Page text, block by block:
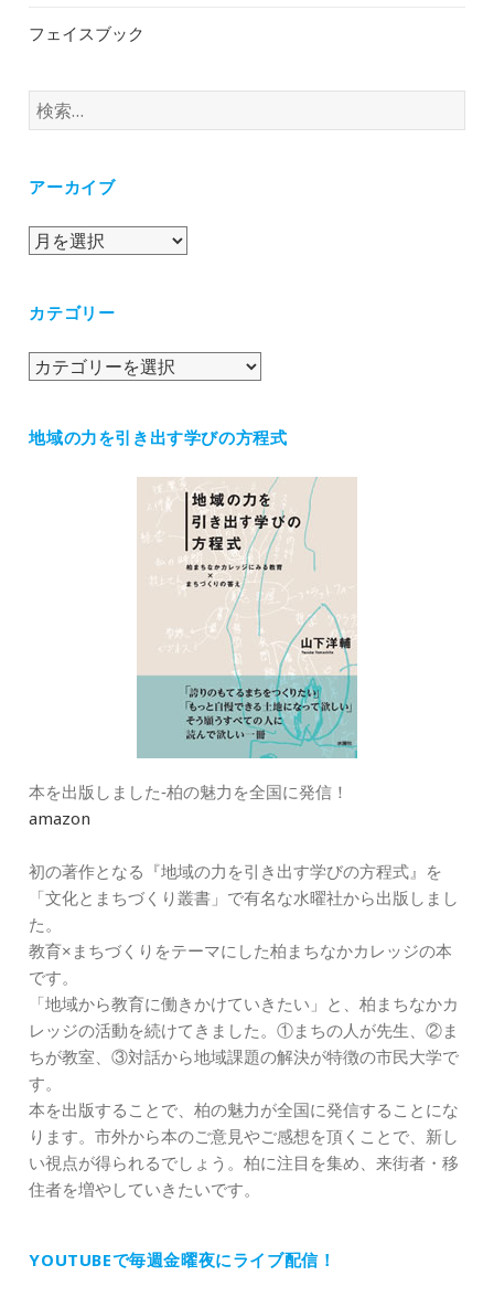
フェイスブック
検
索:
アーカイブ
ア
イ
カテゴリー
カ
リ
地域の力を引き出す学びの方程式
本を出版しました‐柏の魅力を全国に発信！
amazon
初の著作となる『地域の力を引き出す学びの方程式』を
「文化とまちづくり叢書」で有名な水曜社から出版しまし
た。
教育×まちづくりをテーマにした柏まちなかカレッジの本
です。
「地域から教育に働きかけていきたい」と、柏まちなかカ
レッジの活動を続けてきました。①まちの人が先生、②ま
ちが教室、③対話から地域課題の解決が特徴の市民大学で
す。
本を出版することで、柏の魅力が全国に発信することにな
ります。市外から本のご意見やご感想を頂くことで、新し
い視点が得られるでしょう。柏に注目を集め、来街者・移
住者を増やしていきたいです。
YOUTUBEで毎週金曜夜にライブ配信！